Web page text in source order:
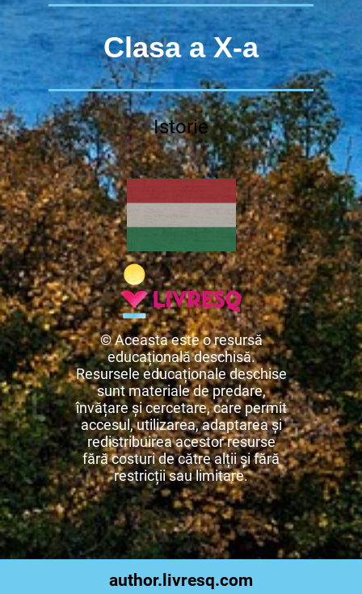
Clasa a X-a
Istorie
© Aceasta este o resursă
educațională deschisă.
Resursele educaționale deschise
sunt materiale de predare,
învățare și cercetare, care permit
accesul, utilizarea, adaptarea și
redistribuirea acestor resurse
fără costuri de către alții și fără
restricții sau limitare.
author.livresq.com